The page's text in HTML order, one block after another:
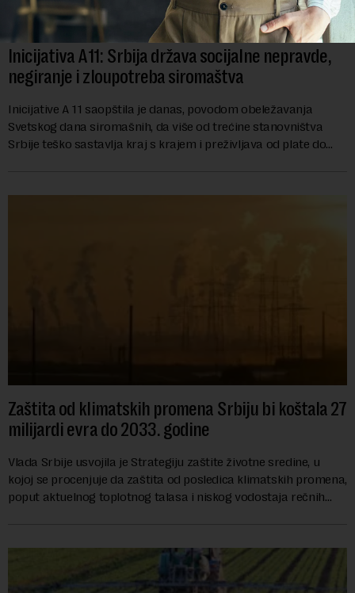
Inicijativa A11: Srbija država socijalne nepravde,
negiranje i zloupotreba siromaštva
Inicijative A 11 saopštila je danas, povodom obeležavanja
Svetskog dana siromašnih, da više od trećine stanovništva
Srbije teško sastavlja kraj s krajem i preživljava od plate do
Zaštita od klimatskih promena Srbiju bi koštala 27
milijardi evra do 2033. godine
Vlada Srbije usvojila je Strategiju zaštite životne sredine, u
kojoj se procenjuje da zaštita od posledica klimatskih promena,
poput aktuelnog toplotnog talasa i niskog vodostaja rečnih